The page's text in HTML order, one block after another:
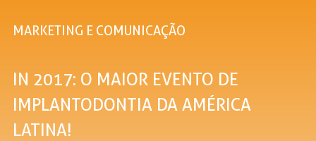
Nossas Soluções
EXPLORE NOSSAS SOLUÇÕES
MARKETING E COMUNICAÇÃO
IN 2017: O MAIOR EVENTO DE
IMPLANTODONTIA DA AMÉRICA
LATINA!